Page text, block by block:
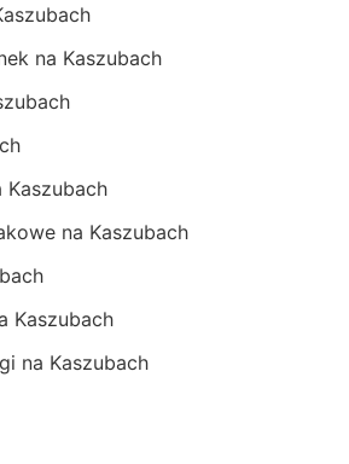
na Kaszubach
Kaszubach
na Kaszubach
Kaszubach
na Kaszubach